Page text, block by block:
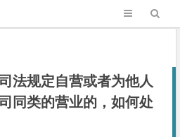
法规定自营或者为他人
同类的营业的，如何处